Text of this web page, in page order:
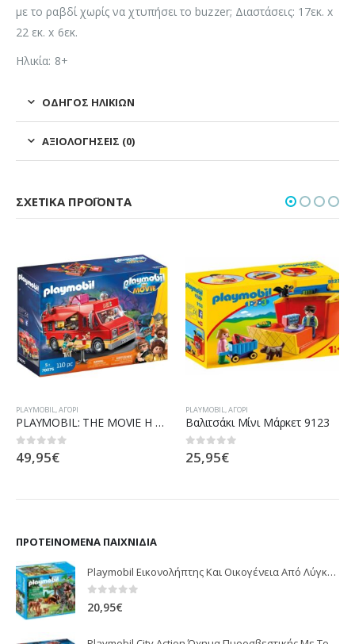
με το ραβδί χωρίς να χτυπήσει το buzzer; Διαστάσεις: 17εκ. x
22 εκ. x 6εκ.
Ηλικία: 8+
ΟΔΗΓΌΣ ΗΛΙΚΙΏΝ
ΑΞΙΟΛΟΓΉΣΕΙΣ (0)
ΣΧΕΤΙΚΆ ΠΡΟΪΌΝΤΑ
PLAYMOBIL,ΑΓΌΡΙ
PLAYMOBIL: THE MOVIE Η Καντίνα του Ντελ
0out of 5
49,95€
PLAYMOBIL,ΑΓΌΡΙ
Βαλιτσάκι Μίνι Μάρκετ 9123
0out of 5
25,95€
ΠΡΟΤΕΙΝΌΜΕΝΑ ΠΑΙΧΝΊΔΙΑ
Playmobil Εικονολήπτης Και Οικογένεια Από Λύγκες 5561
0 out of 5
20,95€